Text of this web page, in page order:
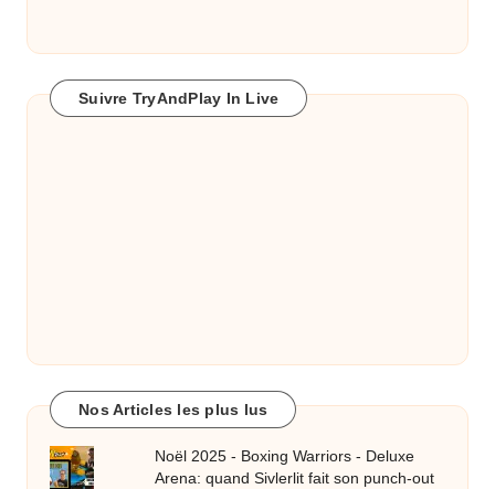
Suivre TryAndPlay In Live
Nos Articles les plus lus
Noël 2025 - Boxing Warriors - Deluxe
Arena: quand Sivlerlit fait son punch-out